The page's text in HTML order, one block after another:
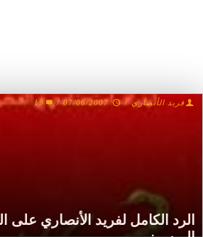
الرد الكامل لفريد الأنصاري على
فريد الأنصاري /
07/06/2007
/
19